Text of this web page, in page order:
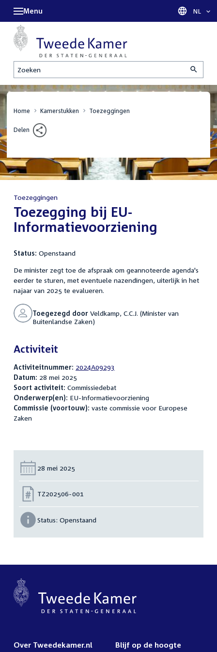
Zoeken
Menu Taal
NL
Home Kamerstukken Toezeggingen
Delen
Toezeggingen
:Toezegging bij EU-
Informatievoorziening
Status: Openstaand
De minister zegt toe de afspraak om geannoteerde agenda's
eerder te sturen, met eventuele nazendingen, uiterlijk in het
najaar van 2025 te evalueren.
Toegezegd doorVeldkamp, C.C.J. (Minister van
Buitenlandse Zaken)
Activiteit
Activiteitnummer: 2024A09293
Datum: 28 mei 2025
Soort activiteit: Commissiedebat
Onderwerp(en): EU-Informatievoorziening
Commissie (voortouw): vaste commissie voor Europese
Zaken
Datum:
28 mei 2025
Nummer:
TZ202506-001
Status: Openstaand
Over Tweedekamer.nl Blijf op de hoogte